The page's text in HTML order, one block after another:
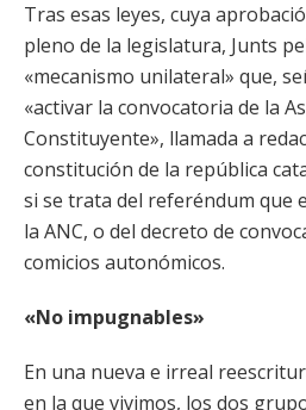
Tras esas leyes, cuya
pleno de la legislatura, Junts
«mecanismo unilateral» que,
«activar la convocatoria de la
Constituyente», llamada a
constitución de la república
si se trata del referéndum que
la ANC, o del decreto de
comicios autonómicos.
«No impugnables»
En una nueva e irreal
en la que vivimos, los dos